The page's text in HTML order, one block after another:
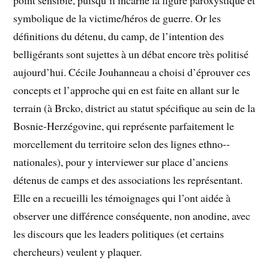
symbolique de la victime/héros de guerre. Or les
définitions du détenu, du camp, de l’intention des
belligérants sont sujettes à un débat encore très politisé
aujourd’hui. Cécile Jouhanneau a choisi d’éprouver ces
concepts et l’approche qui en est faite en allant sur le
terrain (à Brcko, district au statut spécifique au sein de la
Bosnie-Herzégovine, qui représente parfaitement le
morcellement du territoire selon des lignes ethno-­
nationales), pour y interviewer sur place d’anciens
détenus de camps et des associations les représentant.
Elle en a recueilli les témoignages qui l’ont aidée à
observer une différence conséquente, non anodine, avec
les discours que les leaders politiques (et certains
chercheurs) veulent y plaquer.